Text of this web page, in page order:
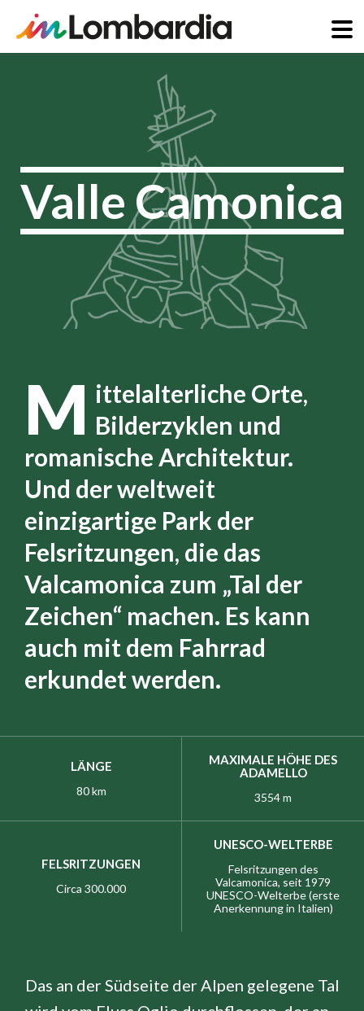
M ittelalterliche Orte,
Bilderzyklen und
romanische Architektur.
Und der weltweit
einzigartige Park der
Felsritzungen, die das
Valcamonica zum „Tal der
Zeichen“ machen. Es kann
auch mit dem Fahrrad
erkundet werden.
Valle Camonica
LÄNGE
80 km
MAXIMALE HÖHE DES
ADAMELLO
3554 m
FELSRITZUNGEN
Circa 300.000
UNESCO-WELTERBE
Felsritzungen des
Valcamonica, seit 1979
UNESCO-Welterbe (erste
Anerkennung in Italien)
Das an der Südseite der Alpen gelegene Tal